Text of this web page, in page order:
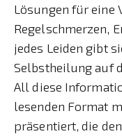
Lösungen für eine
Regelschmerzen,
jedes Leiden gibt
Selbstheilung auf
All diese
lesenden Format
präsentiert, die